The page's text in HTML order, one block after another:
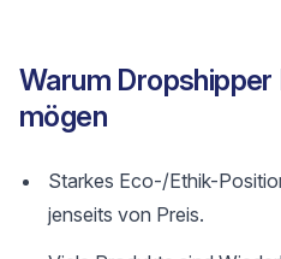
Warum
mögen
Starkes Eco-/Ethik-
jenseits von Preis.